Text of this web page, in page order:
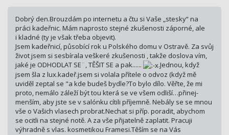
Dobrý den.Brouzdám po internetu a čtu si Vaše „stesky“ na
práci kadeřnic. Mám naprosto stejné zkušenosti záporné, ale
i kladné (ty je však třeba objevit).
Jsem kadeřnicí, působící rok u Polského domu v Ostravě. Za svůj
život jsem si sesbírala veškeré zkušenosti , takže doslova vím,
jaké je ODHODLAT SE¨, TĚŠIT SE a pak......
.Jednou, když
jsem šla z lux.kadeř.jsem si volala přítele o odvoz (když mě
uviděl zeptal se "a kde budeš bydle?To bylo dílo. Věřte, že mi
proto, nemálo záleží být tou která se ve všem odliší…přinej­
menším, aby jste se v salónku cítili příjemně. Nebály se se mnou
vše o Vašich vlasech probrat.Nechat si příp. poradit, abychom
se ocitli na stejné notě. A za vše přijatelně zaplatit. Pracuji
výhradně s vlas. kosmetikou Framesi.Těším se na Vás